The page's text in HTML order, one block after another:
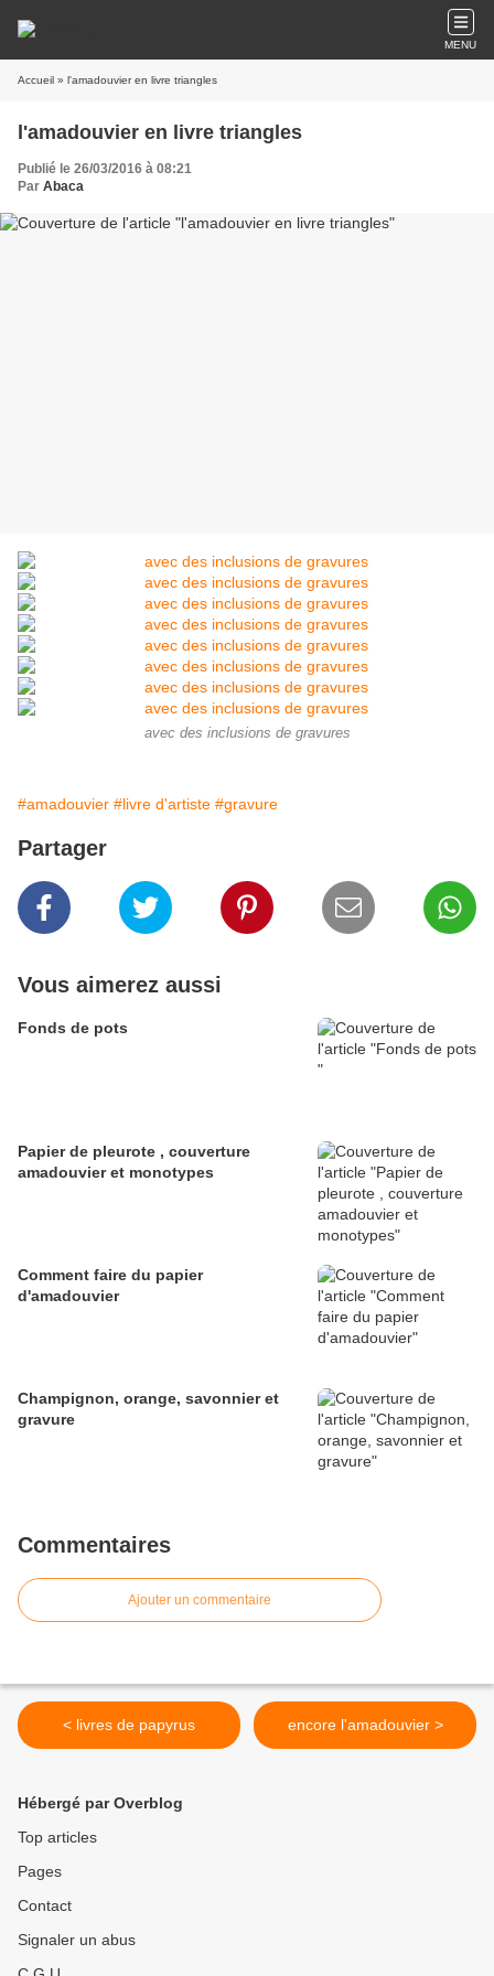
MENU
Accueil » l'amadouvier en livre triangles
l'amadouvier en livre triangles
Publié le 26/03/2016 à 08:21
Par Abaca
avec des inclusions de gravures
#amadouvier #livre d'artiste #gravure
Partager
Vous aimerez aussi
Fonds de pots
Papier de pleurote , couverture
amadouvier et monotypes
Comment faire du papier
d'amadouvier
Champignon, orange, savonnier et
gravure
Commentaires
Ajouter un commentaire
< livres de papyrus encore l'amadouvier >
Hébergé par Overblog
Top articles
Pages
Contact
Signaler un abus